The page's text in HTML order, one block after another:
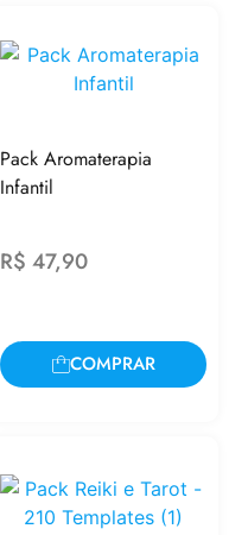
Pack Aromaterapia
Infantil
R$ 47,90
COMPRAR